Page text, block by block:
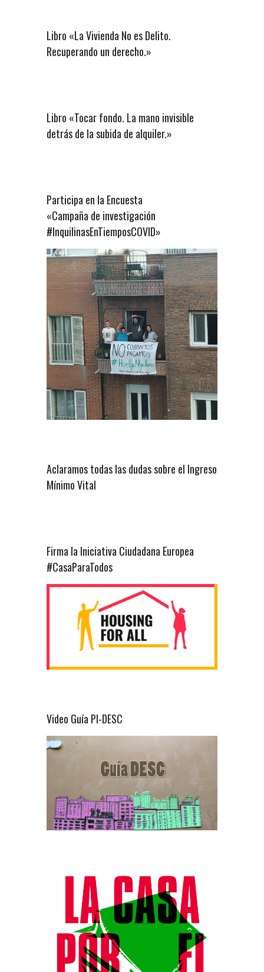
Libro «La Vivienda No es Delito.
Recuperando un derecho.»
Libro «Tocar fondo. La mano invisible
detrás de la subida de alquiler.»
Participa en la Encuesta
«Campaña de investigación
#InquilinasEnTiemposCOVID»
Aclaramos todas las dudas sobre el Ingreso
Mínimo Vital
Firma la Iniciativa Ciudadana Europea
#CasaParaTodos
Video Guía PI-DESC